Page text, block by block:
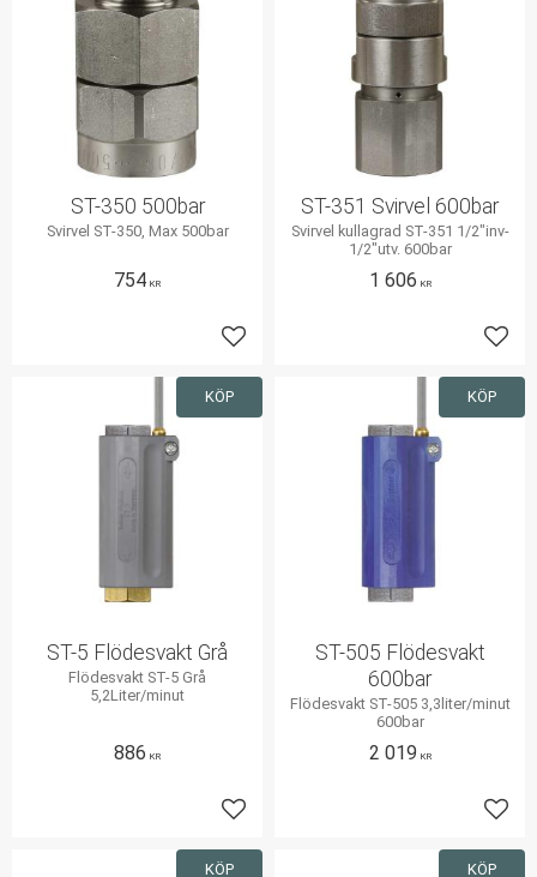
ST-350 500bar
Svirvel ST-350, Max 500bar
754 KR
Lägg till i favoriter
ST-351 Svirvel 600bar
Svirvel kullagrad ST-351 1/2"inv-
1/2"utv. 600bar
1 606 KR
ST-5 Flödesvakt Grå
Flödesvakt ST-5 Grå
5,2Liter/minut
886 KR
Lägg till i favoriter
KÖP
ST-505 Flödesvakt
600bar
Flödesvakt ST-505 3,3liter/minut
600bar
2 019 KR
KÖP
KÖP KÖP